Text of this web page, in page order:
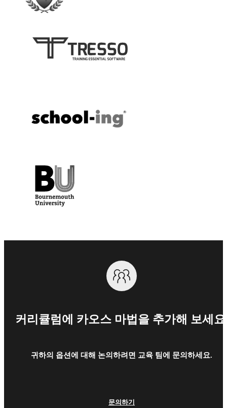
커리큘럼에 카오스 마법을 추가해 보세
귀하의 옵션에 대해 논의하려면 교육 팀에 문의하세요.
문의하기